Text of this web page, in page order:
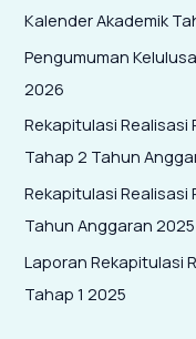
k
:
Kalender Akademik
Pengumuman
2026
Rekapitulasi Realisasi
Tahap 2 Tahun
Rekapitulasi Realisasi
Tahun Anggaran 2025
Laporan Rekapitulasi
Tahap 1 2025